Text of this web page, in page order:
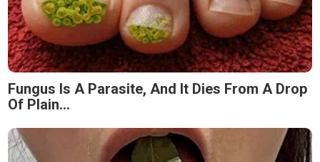
Fungus Is A Parasite, And It Dies From A Drop
Of Plain...